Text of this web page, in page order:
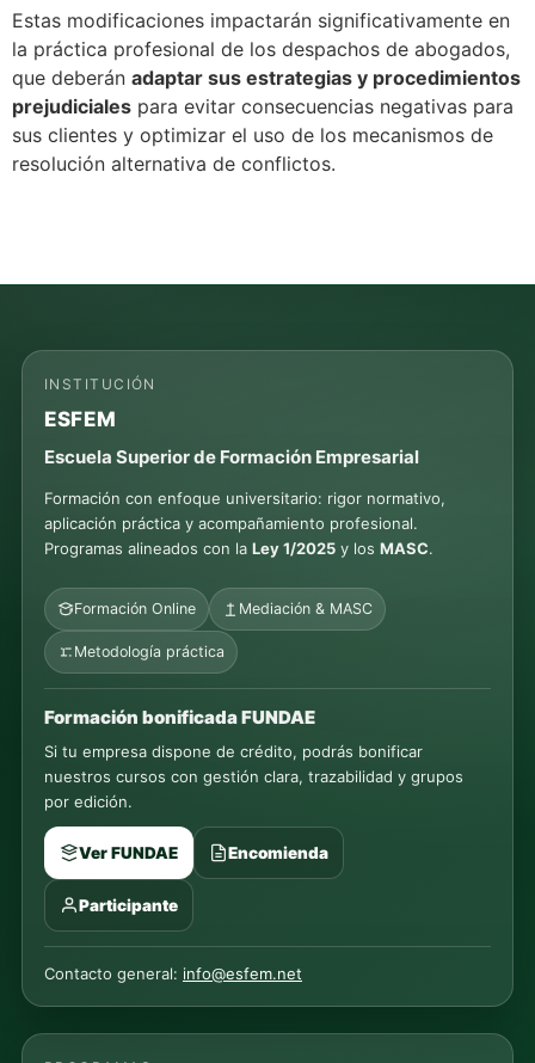
Estas modificaciones impactarán significativamente en
la práctica profesional de los despachos de abogados,
que deberán adaptar sus estrategias y procedimientos
prejudiciales para evitar consecuencias negativas para
sus clientes y optimizar el uso de los mecanismos de
resolución alternativa de conflictos.
INSTITUCIÓN
ESFEM
Escuela Superior de Formación Empresarial
Formación con enfoque universitario: rigor normativo,
aplicación práctica y acompañamiento profesional.
Programas alineados con la Ley 1/2025 y los MASC.
Formación Online Mediación & MASC
Metodología práctica
Formación bonificada FUNDAE
Si tu empresa dispone de crédito, podrás bonificar
nuestros cursos con gestión clara, trazabilidad y grupos
por edición.
Ver FUNDAE Encomienda
Participante
Contacto general: info@esfem.net